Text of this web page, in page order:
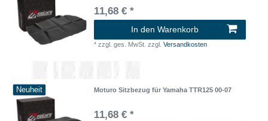
11,68 € *
In den Warenkorb
*zzgl. ges. MwSt. zzgl.Versandkosten
Neuheit Moturo Sitzbezug für Yamaha TTR125 00-07
11,68 € *